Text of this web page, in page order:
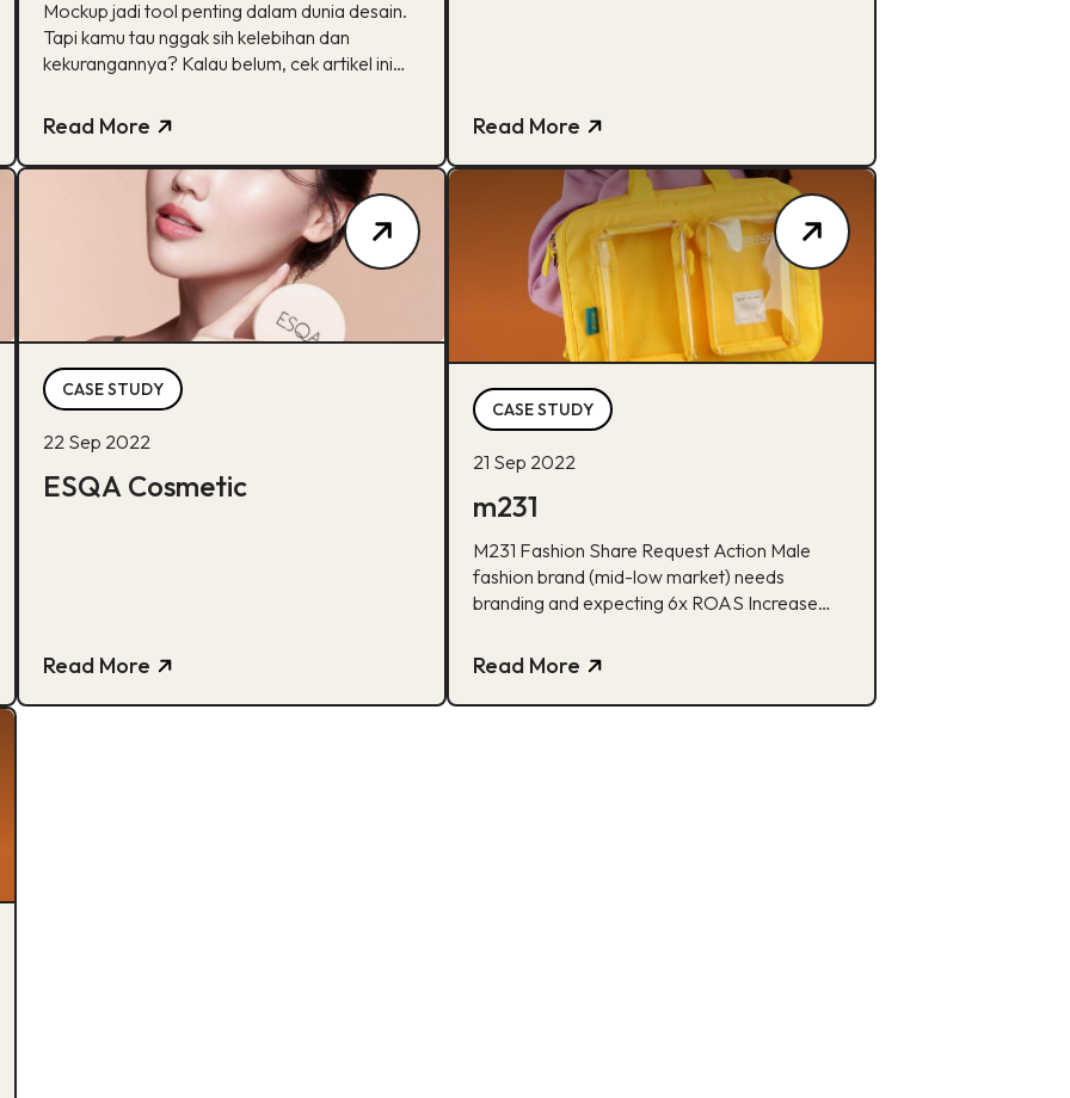
Mockup jadi tool penting dalam dunia desain.
Tapi kamu tau nggak sih kelebihan dan
kekurangannya? Kalau belum, cek artikel ini
Read More Read More
CASE STUDY
22 Sep 2022
ESQA Cosmetic
Read More
CASE STUDY
21 Sep 2022
m231
M231 Fashion Share Request Action Male
fashion brand (mid-low market) needs
branding and expecting 6x ROAS Increase
Campaign with Micro KOLs Budget capping
Digital Campaign Strategy What we’ll repeat
Read More